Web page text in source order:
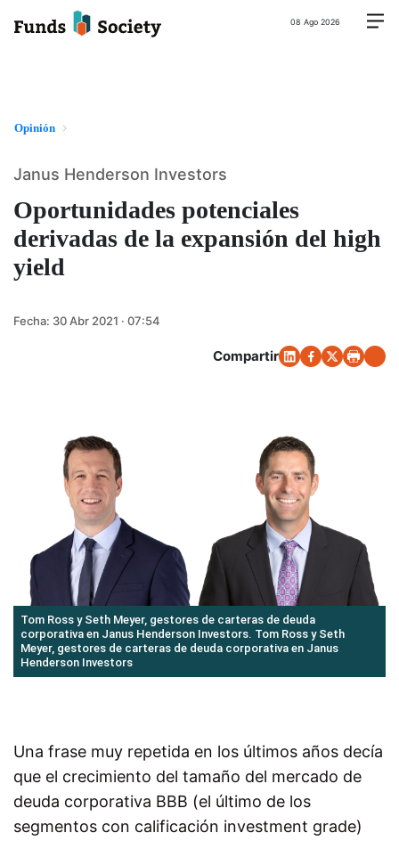
08 Ago 2026
Opinión
Oportunidades potenciales
derivadas de la expansión del high
yield
Janus Henderson Investors
Fecha: 30 Abr 2021 · 07:54
Compartir
Tom Ross y Seth Meyer, gestores de carteras de deuda
corporativa en Janus Henderson Investors. Tom Ross y Seth
Meyer, gestores de carteras de deuda corporativa en Janus
Henderson Investors
Una frase muy repetida en los últimos años decía
que el crecimiento del tamaño del mercado de
deuda corporativa BBB (el último de los
segmentos con calificación investment grade)